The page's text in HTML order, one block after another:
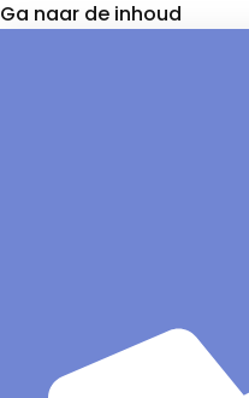
Ga naar de inhoud